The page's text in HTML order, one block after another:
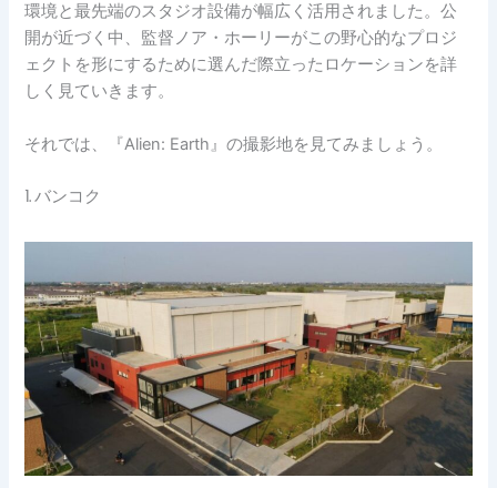
環境と最先端のスタジオ設備が幅広く活用されました。公
開が近づく中、監督ノア・ホーリーがこの野心的なプロジ
ェクトを形にするために選んだ際立ったロケーションを詳
しく見ていきます。
それでは、『Alien: Earth』の撮影地を見てみましょう。
1. バンコク